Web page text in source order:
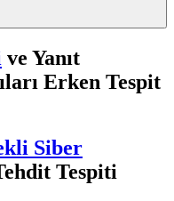
ve Yanıt
Erken Tespit
Siber
Tespiti